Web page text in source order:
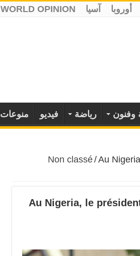
أوروبا آسيا WORLD OPINION
وفنون رياضة فيديو منوعات
Non classé/Au
Au Nigeria, le